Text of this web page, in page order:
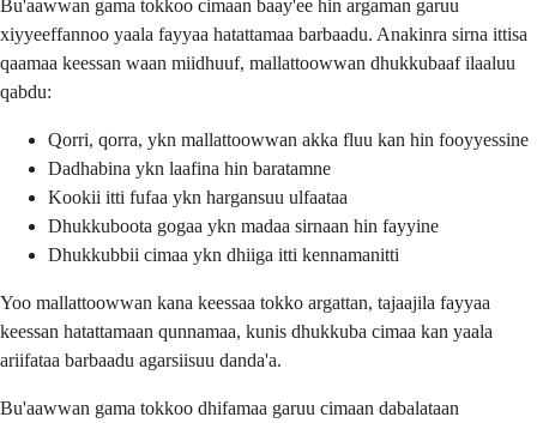
Bu'aawwan gama tokkoo cimaan baay'ee hin argaman garuu
xiyyeeffannoo yaala fayyaa hatattamaa barbaadu. Anakinra sirna ittisa
qaamaa keessan waan miidhuuf, mallattoowwan dhukkubaaf ilaaluu
qabdu:
Qorri, qorra, ykn mallattoowwan akka fluu kan hin fooyyessine
Dadhabina ykn laafina hin baratamne
Kookii itti fufaa ykn hargansuu ulfaataa
Dhukkuboota gogaa ykn madaa sirnaan hin fayyine
Dhukkubbii cimaa ykn dhiiga itti kennamanitti
Yoo mallattoowwan kana keessaa tokko argattan, tajaajila fayyaa
keessan hatattamaan qunnamaa, kunis dhukkuba cimaa kan yaala
ariifataa barbaadu agarsiisuu danda'a.
Bu'aawwan gama tokkoo dhifamaa garuu cimaan dabalataan